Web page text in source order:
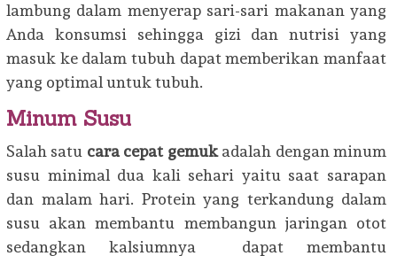
lambung dalam menyerap sari-sari makanan yang
Anda konsumsi sehingga gizi dan nutrisi yang
masuk ke dalam tubuh dapat memberikan manfaat
yang optimal untuk tubuh.
Minum Susu
Salah satu cara cepat gemukadalah dengan minum
susu minimal dua kali sehari yaitu saat sarapan
dan malam hari. Protein yang terkandung dalam
susu akan membantu membangun jaringan otot
sedangkan kalsiumnya dapat membantu